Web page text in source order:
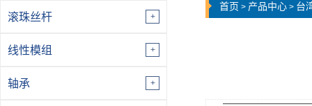
滚珠丝杆
线性模组
轴承
首页 > 产品中心 > 台